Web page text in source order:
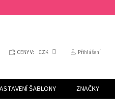
CENY V: CZK Přihlášení
ŠABLONY ZNAČKY